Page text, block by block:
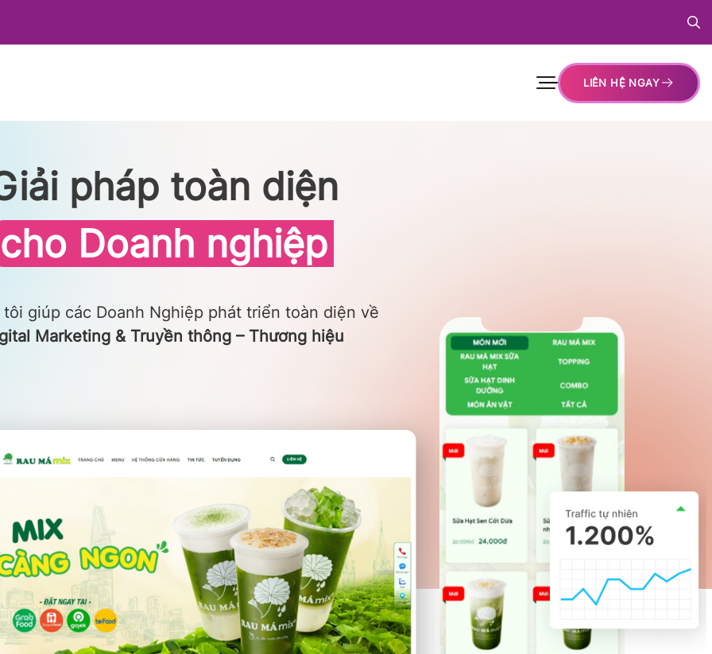
LIÊN HỆ NGAY
pháp toàn diện
cho Doanh nghiệp
giúp các Doanh Nghiệp phát triển toàn diện về
Marketing & Truyền thông – Thương hiệu